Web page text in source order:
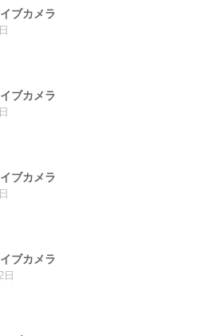
ブカメラ
ブカメラ
ブカメラ
ブカメラ
日